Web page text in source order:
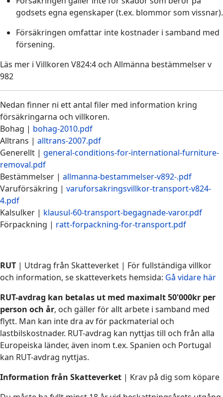
godsets egna egenskaper (t.ex. blommor som vissnar).
Försäkringen omfattar inte kostnader i samband med
försening.
Läs mer i Villkoren V824:4 och Allmänna bestämmelser v
982
Nedan finner ni ett antal filer med information kring
försäkringarna och villkoren.
Bohag | bohag-2010.pdf
Alltrans | alltrans-2007.pdf
Generellt | general-conditions-for-international-furniture-
removal.pdf
Bestämmelser | allmanna-bestammelser-v892-.pdf
Varuförsäkring | varuforsakringsvillkor-transport-v824-
4.pdf
Kalsulker | klausul-60-transport-begagnade-varor.pdf
Förpackning | ratt-forpackning-for-transport.pdf
RUT | Utdrag från Skatteverket | För fullständiga villkor
och information, se skatteverkets hemsida: Gå vidare här
RUT-avdrag kan betalas ut med maximalt 50'000kr per
person och år, och gäller för allt arbete i samband med
flytt. Man kan inte dra av för packmaterial och
lastbilskostnader. RUT-avdrag kan nyttjas till och från alla
Europeiska länder, även inom t.ex. Spanien och Portugal
kan RUT-avdrag nyttjas.
Information från Skatteverket | Krav på dig som köpare